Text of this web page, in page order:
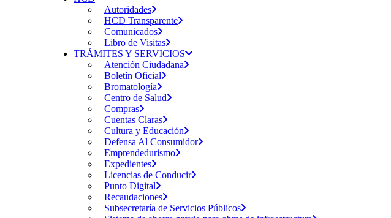
Autoridades
HCD Transparente
Comunicados
Libro de Visitas
TRÁMITES Y SERVICIOS
Atención Ciudadana
Boletín Oficial
Bromatología
Centro de Salud
Compras
Cuentas Claras
Cultura y Educación
Defensa Al Consumidor
Emprendedurismo
Expedientes
Licencias de Conducir
Punto Digital
Recaudaciones
Subsecretaría de Servicios Públicos